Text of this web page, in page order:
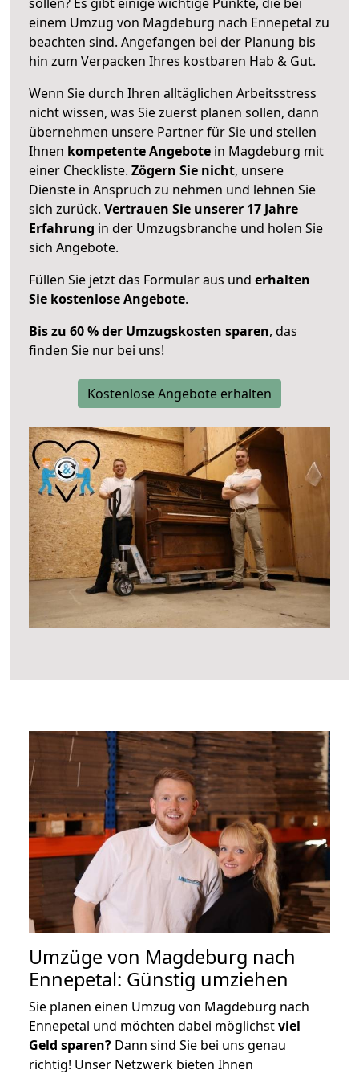
einem Umzug von Magdeburg nach Ennepetal zu
beachten sind. Angefangen bei der Planung bis
hin zum Verpacken Ihres kostbaren Hab & Gut.
Wenn Sie durch Ihren alltäglichen Arbeitsstress
nicht wissen, was Sie zuerst planen sollen, dann
übernehmen unsere Partner für Sie und stellen
Ihnen kompetente Angebote in Magdeburg mit
einer Checkliste. Zögern Sie nicht, unsere
Dienste in Anspruch zu nehmen und lehnen Sie
sich zurück. Vertrauen Sie unserer 17 Jahre
Erfahrung in der Umzugsbranche und holen Sie
sich Angebote.
Füllen Sie jetzt das Formular aus und erhalten
Sie kostenlose Angebote.
Bis zu 60 % der Umzugskosten sparen, das
finden Sie nur bei uns!
Kostenlose Angebote erhalten
Umzüge von Magdeburg nach
Ennepetal: Günstig umziehen
Sie planen einen Umzug von Magdeburg nach
Ennepetal und möchten dabei möglichstviel
Geld sparen? Dann sind Sie bei uns genau
richtig! Unser Netzwerk bieten Ihnen